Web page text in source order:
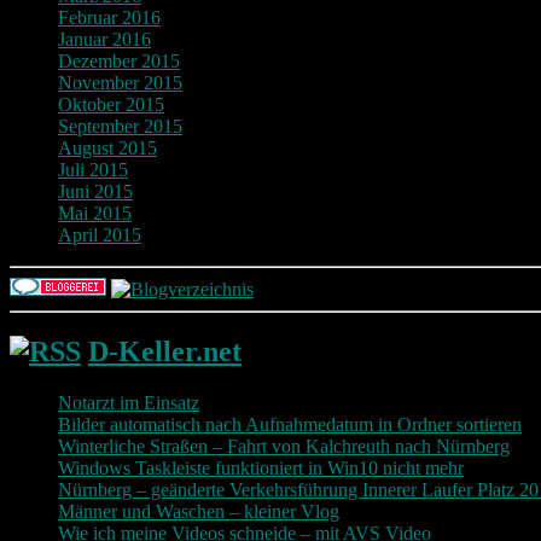
Februar 2016
Januar 2016
Dezember 2015
November 2015
Oktober 2015
September 2015
August 2015
Juli 2015
Juni 2015
Mai 2015
April 2015
D-Keller.net
Notarzt im Einsatz
Bilder automatisch nach Aufnahmedatum in Ordner sortieren
Winterliche Straßen – Fahrt von Kalchreuth nach Nürnberg
Windows Taskleiste funktioniert in Win10 nicht mehr
Nürnberg – geänderte Verkehrsführung Innerer Laufer Platz
Männer und Waschen – kleiner Vlog
Wie ich meine Videos schneide – mit AVS Video